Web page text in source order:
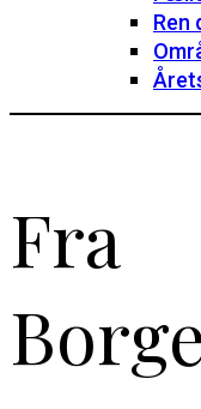
Ren
Fra